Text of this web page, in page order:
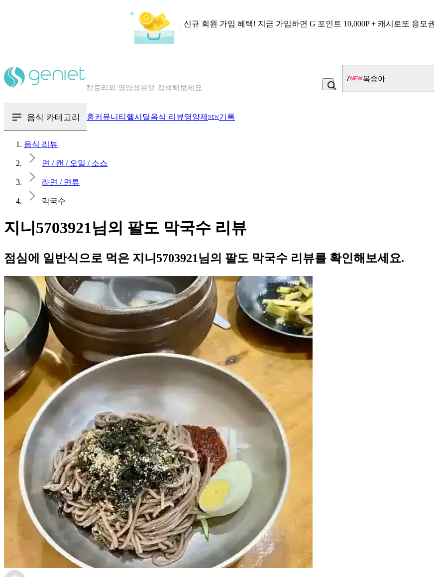
신규 회원 가입 혜택! 지금 가입하면 G 포인트 10,000P + 캐시로또 응모
혈당 · 다이어트 음식 검색해보세요
7 복숭아
음식 카테고리 홈커뮤니티 헬시딜음식 리뷰영양제 NEW기록
음식 리뷰
면 / 캔 / 오일 / 소스
라면 / 면류
막국수
지니5703921님의 팔도 막국수 리뷰
점심에 일반식으로 먹은 지니5703921님의 팔도 막국수 리뷰를 확인해보세요.